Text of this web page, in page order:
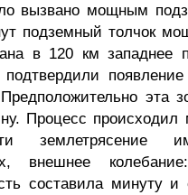
вызвано мощным
подземный толчок
в 120 км западнее
эта
Процесс происходил
землетрясение
внешнее
составила минуту и